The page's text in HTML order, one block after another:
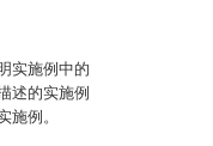
实施例中的
述的实施例
施例。